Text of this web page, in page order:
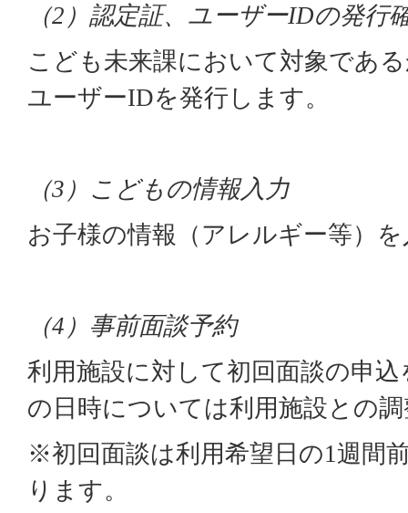
（2 ）認定証、ユーザーIDの発行
こども未来課において対象であ
ユーザーIDを発行します。
（3 ）こどもの情報入力
お子様の情報（アレルギー等）
（4 ）事前面談予約
利用施設に対して初回面談の申
の日時については利用施設との
※初回面談は利用希望日の1週間
ります。